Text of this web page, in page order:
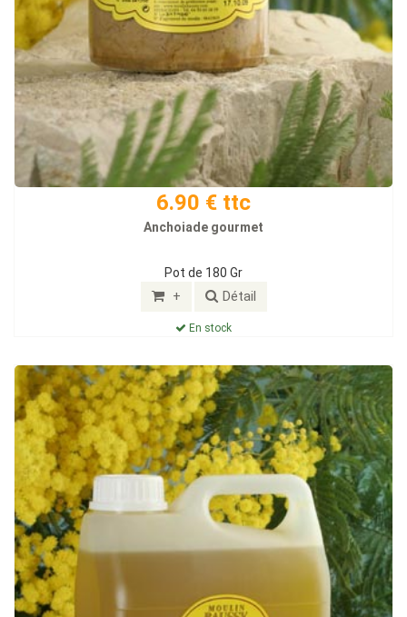
6.90 € ttc
Anchoiade gourmet
Pot de 180 Gr
+ Détail
En stock